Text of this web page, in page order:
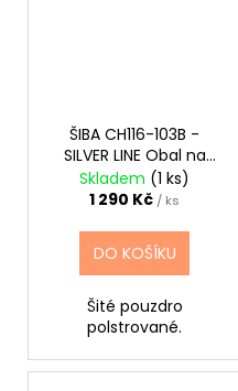
ŠIBA CH116-103B -
SILVER LINE Obal na
basovku
Skladem (1 ks)
1 290 Kč / ks
DO KOŠÍKU
Šité pouzdro
polstrované.